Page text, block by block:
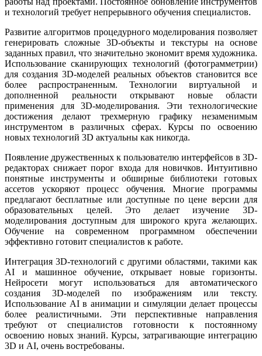
и технологий требует непрерывного обучения специалистов.
Развитие алгоритмов процедурного моделирования позволяет
генерировать сложные 3D-объекты и текстуры на основе
заданных правил, что значительно экономит время художника.
Использование сканирующих технологий (фотограмметрии)
для создания 3D-моделей реальных объектов становится все
более распространенным. Технологии виртуальной и
дополненной реальности открывают новые области
применения для 3D-моделирования. Эти технологические
достижения делают трехмерную графику незаменимым
инструментом в различных сферах. Курсы по освоению
новых технологий 3D актуальны как никогда.
Появление дружественных к пользователю интерфейсов в 3D-
редакторах снижает порог входа для новичков. Интуитивно
понятные инструменты и обширные библиотеки готовых
ассетов ускоряют процесс обучения. Многие программы
предлагают бесплатные или доступные по цене версии для
образовательных целей. Это делает изучение 3D-
моделирования доступным для широкого круга желающих.
Обучение на современном программном обеспечении
эффективно готовит специалистов к работе.
Интеграция 3D-технологий с другими областями, такими как
AI и машинное обучение, открывает новые горизонты.
Нейросети могут использоваться для автоматического
создания 3D-моделей по изображениям или тексту.
Использование AI в анимации и симуляции делает процессы
более реалистичными. Эти перспективные направления
требуют от специалистов готовности к постоянному
освоению новых знаний. Курсы, затрагивающие интеграцию
3D и AI, очень востребованы.